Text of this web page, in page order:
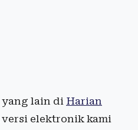
yang lain di Harian
versi elektronik kami